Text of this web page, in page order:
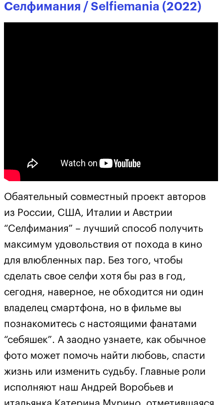
Селфимания / Selfiemania (2022)
Обаятельный совместный проект авторов
из России, США, Италии и Австрии
“Селфимания” – лучший способ получить
максимум удовольствия от похода в кино
для влюбленных пар. Без того, чтобы
сделать свое селфи хотя бы раз в год,
сегодня, наверное, не обходится ни один
владелец смартфона, но в фильме вы
познакомитесь с настоящими фанатами
“себяшек”. А заодно узнаете, как обычное
фото может помочь найти любовь, спасти
жизнь или изменить судьбу. Главные роли
исполняют наш Андрей Воробьев и